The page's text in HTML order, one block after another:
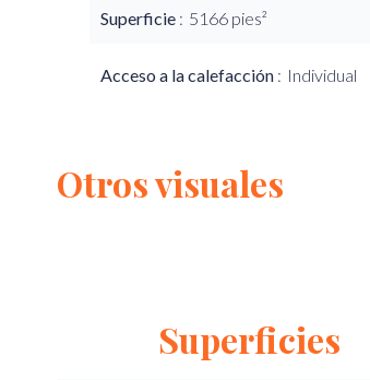
Superficie 5166 pies²
Acceso a la calefacción Individual
Otros visuales
Superficies